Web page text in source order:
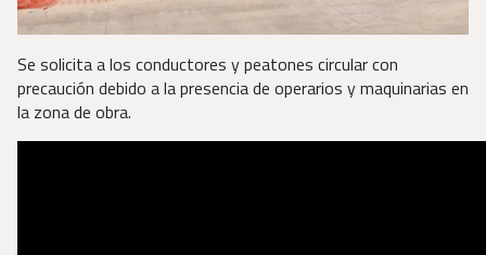
Se solicita a los conductores y peatones circular con
precaución debido a la presencia de operarios y maquinarias en
la zona de obra.